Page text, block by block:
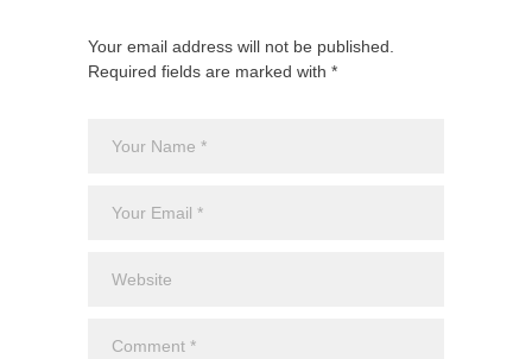
Your email address will not be published.
Required fields are marked with *